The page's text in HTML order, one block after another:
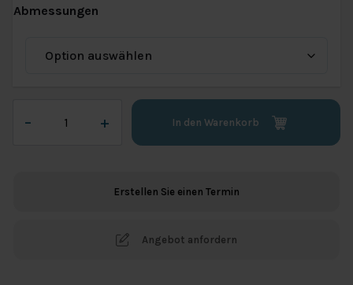
Abmessungen
–
Jersey
+ In den Warenkorb
Erstellen Sie einen Termin
Angebot anfordern